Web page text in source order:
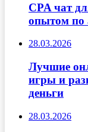
CPA чат
опытом по
28.03.2026
Лучшие
игры и
деньги
28.03.2026